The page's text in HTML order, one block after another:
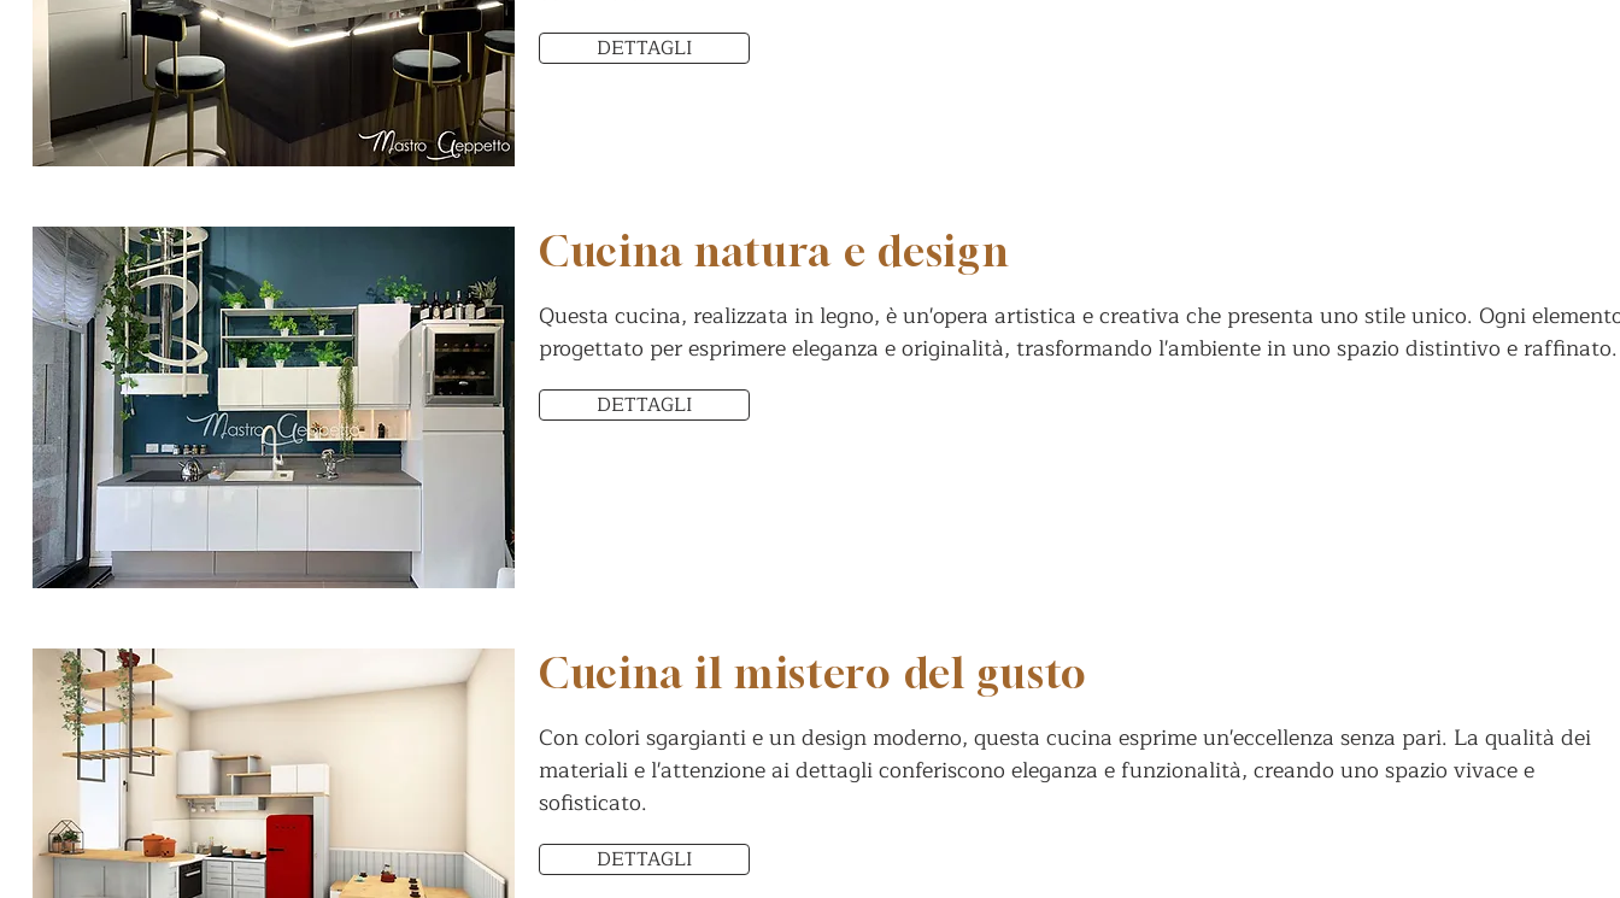
DETTAGLI
Cucina natura e design
Questa cucina, realizzata in legno, è un'opera artistica e creativa che presenta uno stile unico. Ogni
progettato per esprimere eleganza e originalità, trasformando l'ambiente in uno spazio distintivo e raffinato.
DETTAGLI
Cucina il mistero del gusto
Con colori sgargianti e un design moderno, questa cucina esprime un'eccellenza senza pari. La qualità dei
materiali e l'attenzione ai dettagli conferiscono eleganza e funzionalità, creando uno spazio vivace e
sofisticato.
DETTAGLI